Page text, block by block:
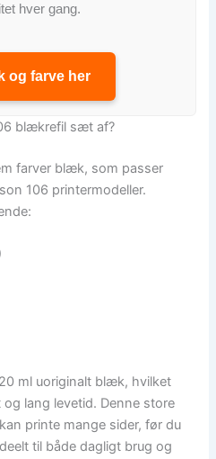
hver gang.
og farve her
blækrefil sæt af?
farver blæk, som passer
106 printermodeller.
ml uoriginalt blæk, hvilket
lang levetid. Denne store
printe mange sider, før du
til både dagligt brug og